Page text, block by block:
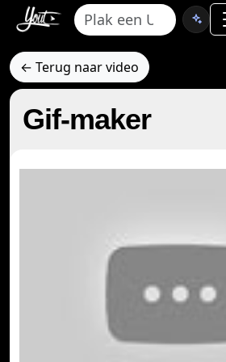
← Terug naar video
Gif-maker